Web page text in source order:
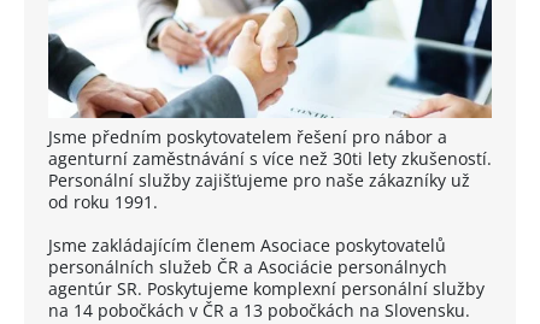
Jsme předním poskytovatelem řešení pro nábor a
agenturní zaměstnávání s více než 30ti lety zkušeností.
Personální služby zajišťujeme pro naše zákazníky už
od roku 1991.
Jsme zakládajícím členem Asociace poskytovatelů
personálních služeb ČR a Asociácie personálnych
agentúr SR. Poskytujeme komplexní personální služby
na 14 pobočkách v ČR a 13 pobočkách na Slovensku.